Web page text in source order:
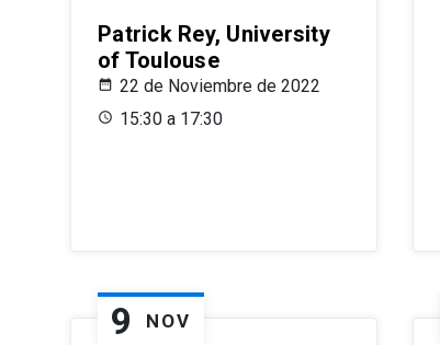
Patrick Rey, University
of Toulouse
22 de Noviembre de 2022
15:30 a 17:30
9 NOV